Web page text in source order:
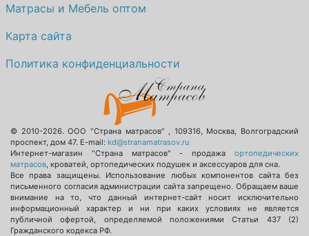
Матрасы и Мебель оптом
Карта сайта
Политика конфиденциальности
© 2010-2026.ООО "Страна матрасов" 109316, Москва
Волгоградский
проспект, дом 47. E-mail: kd@stranamatrasov.ru
Интернет-магазин "Страна матрасов" - продажа ортопедических
матрасов , кроватей, ортопедических подушек и аксессуаров для сна.
Все права защищены. Использование любых компонентов сайта без
письменного согласия администрации сайта запрещено. Обращаем ваше
внимание на то, что данный интернет-сайт носит исключительно
информационный характер и ни при каких условиях не является
публичной офертой, определяемой положениями Статьи 437 (2)
Гражданского кодекса РФ.